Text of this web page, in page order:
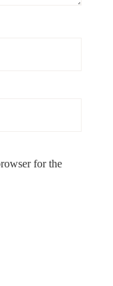
for the